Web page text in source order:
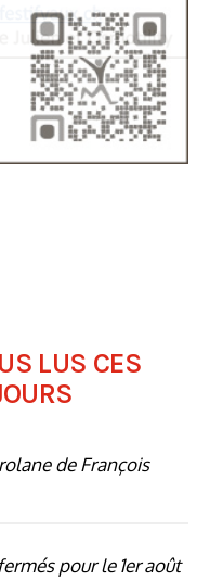
LUS CES
de François
pour le 1er août